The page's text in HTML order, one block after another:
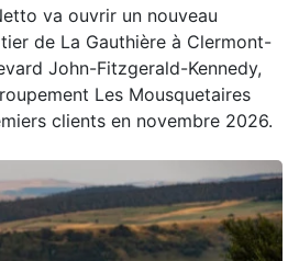
va ouvrir un nouveau
de La Gauthière à Clermont-
John-Fitzgerald-Kennedy,
Les Mousquetaires
clients en novembre 2026.